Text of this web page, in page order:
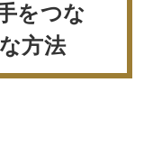
をつな
方法